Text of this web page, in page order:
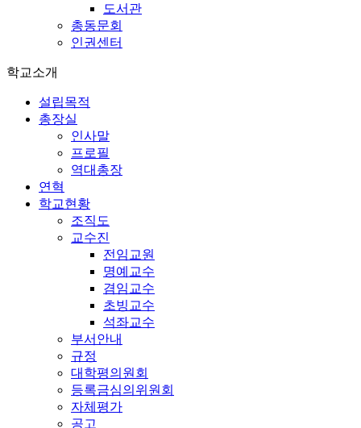
도서관
총동문회
인권센터
학교소개
설립목적
총장실
인사말
프로필
역대총장
연혁
학교현황
조직도
교수진
전임교원
명예교수
겸임교수
초빙교수
석좌교수
부서안내
규정
대학평의원회
등록금심의위원회
자체평가
공고